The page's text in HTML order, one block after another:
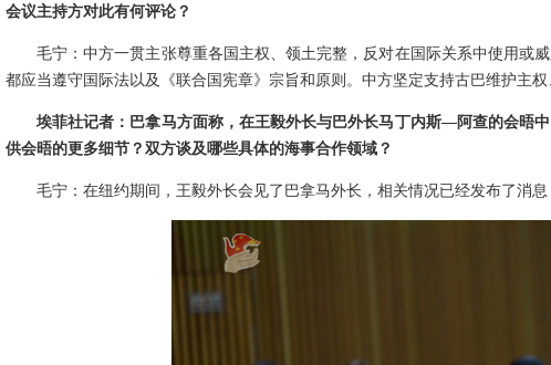
会议主持方对此有何评论？
毛宁：中方一贯主张尊重各国主权、领土完整，反对在国际关系中使用或
都应当遵守国际法以及《联合国宪章》宗旨和原则。中方坚定支持古巴维护主权
埃菲社记者：巴拿马方面称，在王毅外长与巴外长马丁内斯—阿查的会晤
供会晤的更多细节？双方谈及哪些具体的海事合作领域？
毛宁：在纽约期间，王毅外长会见了巴拿马外长，相关情况已经发布了消息